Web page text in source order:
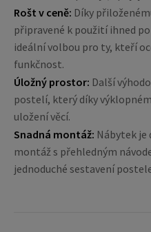
Rošt v ceně: Díky
připravené k použití ihned
ideální volbou pro ty, kteří
funkčnost.
Úložný prostor: Další
postelí, který díky
uložení věcí.
Snadná montáž: Nábytek je
montáž s přehledným
jednoduché sestavení